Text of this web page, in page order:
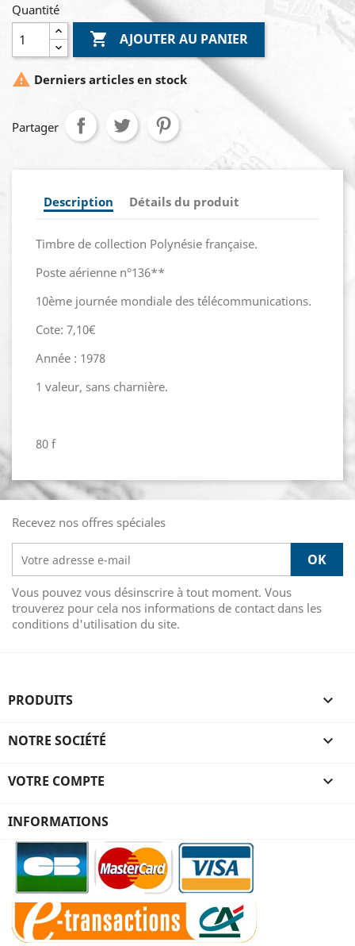
Quantité
 AJOUTER AU PANIER
 Derniers articles en stock
Partager
Description Détails du produit
Timbre de collection Polynésie française.
Poste aérienne n°136**
10ème journée mondiale des télécommunications.
Cote: 7,10€
Année : 1978
1 valeur, sans charnière.
80 f
Recevez nos offres spéciales
Vous pouvez vous désinscrire à tout moment. Vous
trouverez pour cela nos informations de contact dans les
conditions d'utilisation du site.
PRODUITS 
NOTRE SOCIÉTÉ 
VOTRE COMPTE 
INFORMATIONS